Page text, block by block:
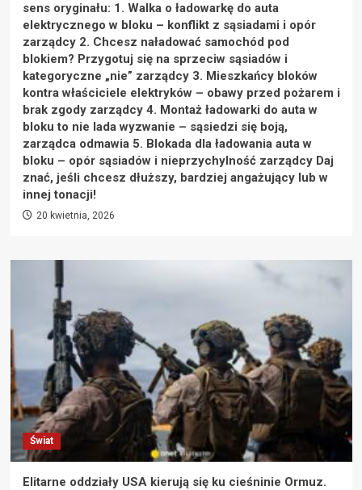
sens oryginału: 1. Walka o ładowarkę do auta
elektrycznego w bloku – konflikt z sąsiadami i opór
zarządcy 2. Chcesz naładować samochód pod
blokiem? Przygotuj się na sprzeciw sąsiadów i
kategoryczne „nie” zarządcy 3. Mieszkańcy bloków
kontra właściciele elektryków – obawy przed pożarem i
brak zgody zarządcy 4. Montaż ładowarki do auta w
bloku to nie lada wyzwanie – sąsiedzi się boją,
zarządca odmawia 5. Blokada dla ładowania auta w
bloku – opór sąsiadów i nieprzychylność zarządcy Daj
znać, jeśli chcesz dłuższy, bardziej angażujący lub w
innej tonacji!
20 kwietnia, 2026
Świat
Elitarne oddziały USA kierują się ku cieśninie Ormuz.